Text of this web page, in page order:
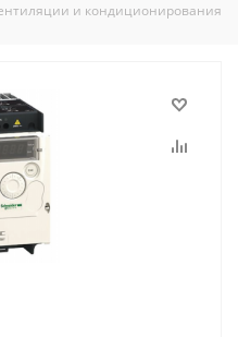
и кондиционирования